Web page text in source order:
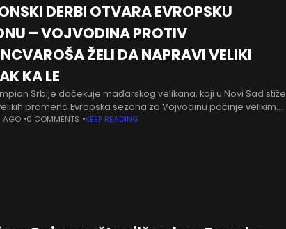
DERBI OTVARA EVROPSKU
– VOJVODINA PROTIV
ŽELI DA NAPRAVI VELIKI
KA LE
Srbije dočekuje mađarskog velikana, koji u Novi Sad stiže
promena Evropska sezona za Vojvodinu počinje velikim
Večeras od 20 časova na stadionu Karađorđe novosadski
AGO 0 COMMENTS KEEP READING